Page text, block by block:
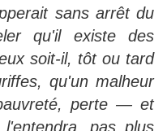
sans arrêt du
qu'il existe des
soit-il, tôt ou tard
qu'un malheur
perte — et
pas plus